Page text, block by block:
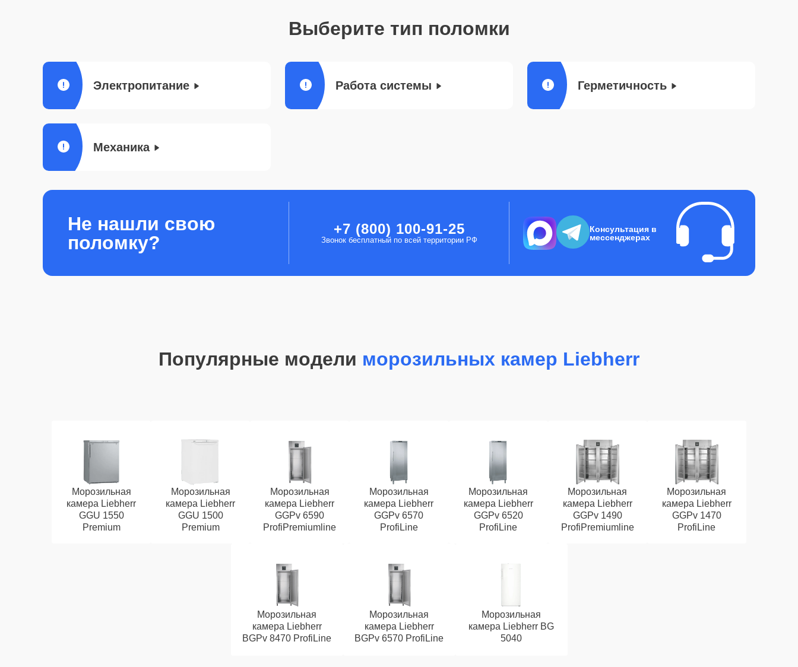
Выберите тип поломки
Электропитание Работа системы Герметичность
Механика
Не нашли свою
поломку?
+7 (800) 100-91-25
Звонок бесплатный по всей территории РФ
Консультация в
мессенджерах
Популярные модели морозильных камер Liebherr
Морозильная
камера Liebherr
GGU 1550
Premium
Морозильная
камера Liebherr
GGU 1500
Premium
Морозильная
камера Liebherr
GGPv 6590
ProfiPremiumline
Морозильная
камера Liebherr
GGPv 6570
ProfiLine
Морозильная
камера Liebherr
GGPv 6520
ProfiLine
Морозильная
камера Liebherr
GGPv 1490
ProfiPremiumline
Морозильная
камера Liebherr
GGPv 1470
ProfiLine
Морозильная
камера Liebherr
BGPv 8470 ProfiLine
Морозильная
камера Liebherr
BGPv 6570 ProfiLine
Морозильная
камера Liebherr BG
5040